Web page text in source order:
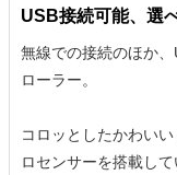
USB接続可能、選
無線での接続のほか
ローラー。
コロッとしたかわい
ロセンサーを搭載し